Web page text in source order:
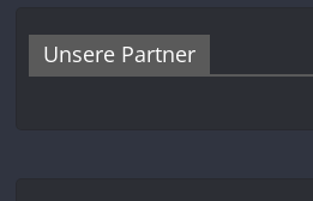
Unsere Partner